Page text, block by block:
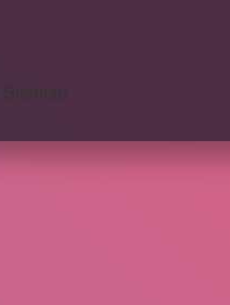
Sitemap